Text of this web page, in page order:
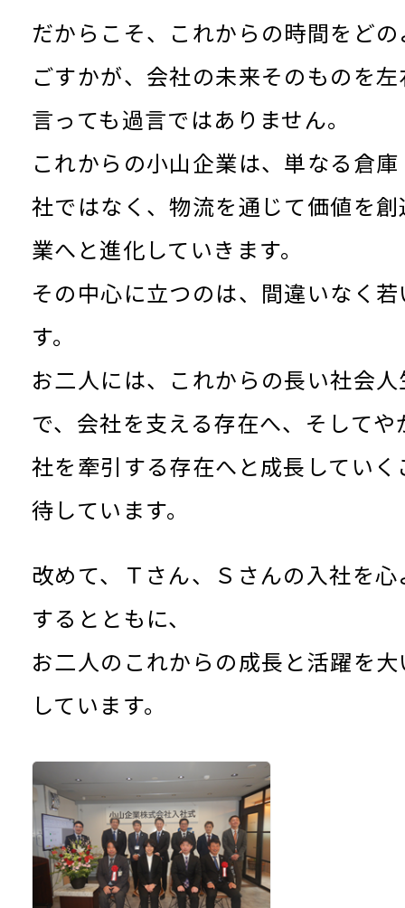
だからこそ、これからの時間をど
ごすかが、会社の未来そのものを
言っても過言ではありません。
これからの小山企業は、単なる倉
社ではなく、物流を通じて価値を
業へと進化していきます。
その中心に立つのは、間違いなく
す。
お二人には、これからの長い社会
で、会社を支える存在へ、そしてや
社を牽引する存在へと成長していく
待しています。
改めて、Ｔさん、Ｓさんの入社を
するとともに、
お二人のこれからの成長と活躍を
しています。